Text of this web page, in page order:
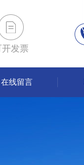
开发票
在线留言